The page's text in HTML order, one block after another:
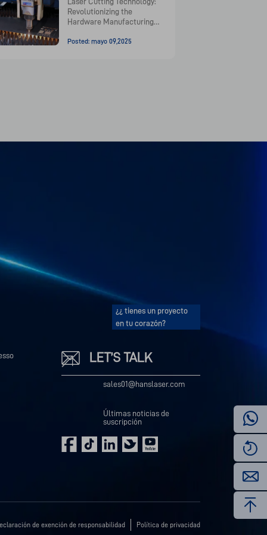
Revolutionizing the
Hardware Manufacturing
Posted: mayo 09,2025
¿¿ tienes un proyecto
en tu corazón?
LET’S TALK
sales01@hanslaser.com
Últimas noticias de
suscripción
de exención de responsabilidad Política de privacidad